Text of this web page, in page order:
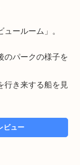
ールーム」。
のパークの様子を
行き来する船を見
ビュー